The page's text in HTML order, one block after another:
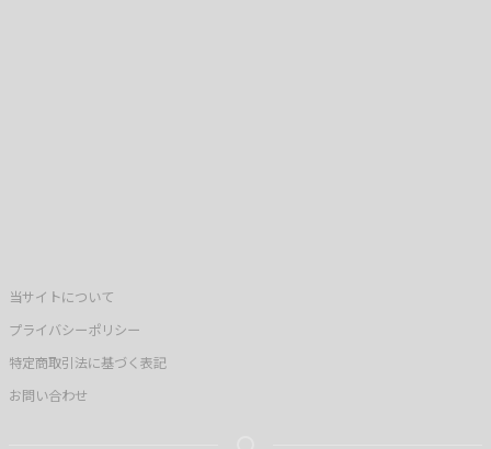
当サイトについて
プライバシーポリシー
特定商取引法に基づく表記
お問い合わせ